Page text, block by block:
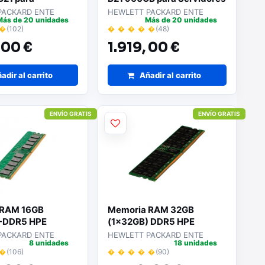
ENTE
(102)
00 €
de 20 unidades
al carrito
HEWLETT PACKARD ENTE
� � � � �(48)
1.919,00 €
Más de 20 unidades
Añadir al carrito
16GB
HPE
paraENTE
(106)
8 unidades
ENVÍO GRATIS
Memoria RAM 32GB
(1x32GB) DDR5 HPE
P50311-B21 para
HEWLETT PACKARD ENTE
� � � � �(90)
18 unidades
ENVÍO GRATIS